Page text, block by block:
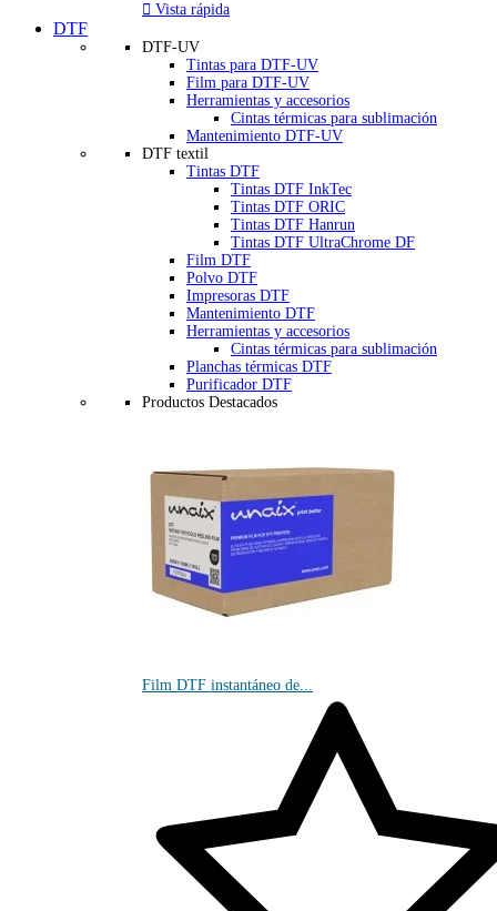
 Vista rápida
DTF
DTF-UV
Tintas para DTF-UV
Film para DTF-UV
Herramientas y accesorios
Cintas térmicas para sublimación
Mantenimiento DTF-UV
DTF textil
Tintas DTF
Tintas DTF InkTec
Tintas DTF ORIC
Tintas DTF Hanrun
Tintas DTF UltraChrome DF
Film DTF
Polvo DTF
Impresoras DTF
Mantenimiento DTF
Herramientas y accesorios
Cintas térmicas para sublimación
Planchas térmicas DTF
Purificador DTF
Productos Destacados
Film DTF instantáneo de...